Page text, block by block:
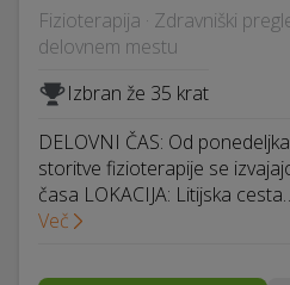
Fizioterapija · Zdravniški
delovnem mestu
Izbran že 35 krat
DELOVNI ČAS: Od
storitve fizioterapije se
časa LOKACIJA: Litijska
Več